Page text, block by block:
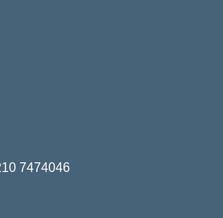
7474046